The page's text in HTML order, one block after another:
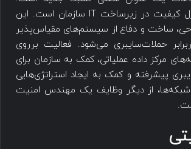
تمرکز آن بر کنترل کیفیت در زیرساخت IT سازمان است. این
ساخت و دفاع از سیستم‌های مقیاس‌پذیر
حملات‌سایبری می‌شود. فعالیت برروی
مرکز داده عملیاتی، کمک به سازمان برای
پیشرفته و کمک به ایجاد استراتژی‌هایی
شبکه‌ها، از دیگر وظایف یک مهندس امنیت